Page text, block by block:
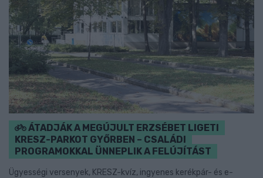
ÁTADJÁK A MEGÚJULT ERZSÉBET LIGETI
KRESZ-PARKOT GYŐRBEN – CSALÁDI
PROGRAMOKKAL ÜNNEPLIK A FELÚJÍTÁST
Ügyességi versenyek, KRESZ-kvíz, ingyenes kerékpár- és e-